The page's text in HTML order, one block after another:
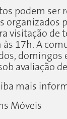
podem ser
organizados
visitação de
às 17h. A
domingos
avaliação
mais
Móveis